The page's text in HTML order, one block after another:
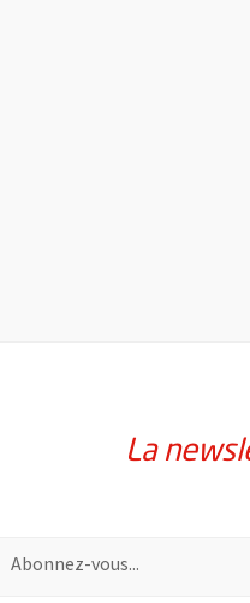
La
Pour vous inscrire à la lettre